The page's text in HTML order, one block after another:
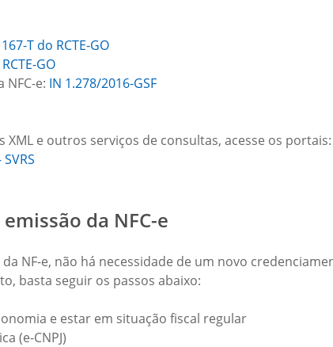
T do RCTE-GO
GO
e: IN 1.278/2016-GSF
XML e outros serviços de consultas, acesse os portais:
da NFC-e
NF-e, não há necessidade de um novo
basta seguir os passos abaixo:
e estar em situação fiscal regular
(e-CNPJ)